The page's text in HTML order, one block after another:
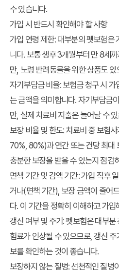
수 있습니다.
가입 시 반드시 확인해야 할 사항
가입 연령 제한:대부분의 펫보험은
니다. 보통 생후 3개월부터 만 8세
만, 노령 반려동물을 위한 상품도
자기부담금 비율:보험금 청구 시 가
는 금액을 의미합니다. 자기부담금
만, 실제 치료비 지출은 늘어날 수
보장 비율 및 한도:치료비 중 보험
70%, 80%)과 연간 또는 건당 최대
충분한 보장을 받을 수 있는지 점검
면책 기간 및 감액 기간:가입 직후
거나(면책 기간), 보장 금액이 줄어
다. 이 기간을 정확히 이해하고 가입
갱신 여부 및 주기:펫보험은 대부분
험료가 인상될 수 있으므로, 갱신
보를 확인하는 것이 좋습니다.
보장하지 않는 질병:선천적인 질병